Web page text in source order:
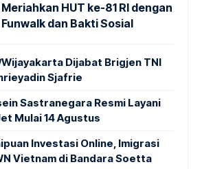
Meriahkan HUT ke-81 RI dengan
Funwalk dan Bakti Sosial
Dijabat Brigjen TNI
Sjafrie
Sastranegara Resmi Layani
Mulai 14 Agustus
Investasi Online, Imigrasi
Vietnam di Bandara Soetta